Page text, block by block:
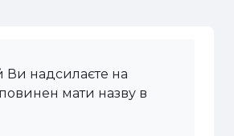
надсилаєте на
мати назву в